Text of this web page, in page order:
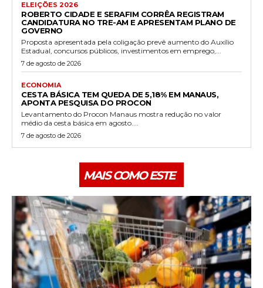
ELEIÇÕES 2026
ROBERTO CIDADE E SERAFIM CORRÊA REGISTRAM
CANDIDATURA NO TRE-AM E APRESENTAM PLANO DE
GOVERNO
Proposta apresentada pela coligação prevê aumento do Auxílio
Estadual, concursos públicos, investimentos em emprego,...
7 de agosto de 2026
ECONOMIA
CESTA BÁSICA TEM QUEDA DE 5,18% EM MANAUS,
APONTA PESQUISA DO PROCON
Levantamento do Procon Manaus mostra redução no valor
médio da cesta básica em agosto....
7 de agosto de 2026
MAIS COMO ESTE